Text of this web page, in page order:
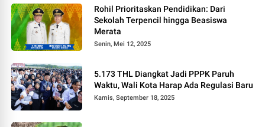
Rohil Prioritaskan Pendidikan: Dari
Sekolah Terpencil hingga Beasiswa
Merata
Senin, Mei 12, 2025
5.173 THL Diangkat Jadi PPPK Paruh
Waktu, Wali Kota Harap Ada Regulasi Baru
Kamis, September 18, 2025